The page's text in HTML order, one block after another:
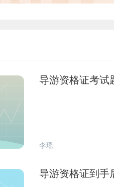
导游资格证考试
李瑶
导游资格证到手